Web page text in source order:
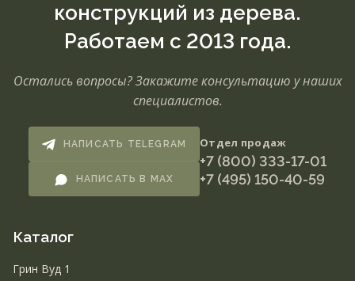
конструкций из дерева.
Работаем с 2013 года.
Остались вопросы? Закажите консультацию у наших
специалистов.
НАПИСАТЬ TELEGRAM
НАПИСАТЬ В MAX
Отдел продаж
+7 (800) 333-17-01
+7 (495) 150-40-59
Каталог
Грин Вуд 1